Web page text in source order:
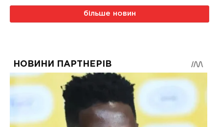
більше новин